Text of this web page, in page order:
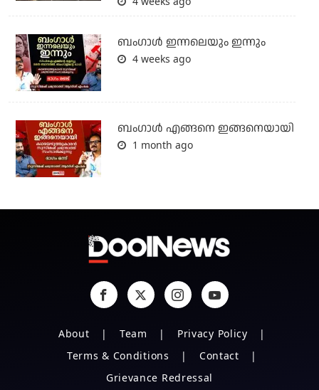
ബംഗാള്‍ ഇന്നലെയും ഇന്നും
4 weeks ago
ബം​ഗാൾ എങ്ങനെ ഇങ്ങനെയായി
1 month ago
About Team
Privacy Policy
Terms & Conditions
Contact
Grievance Redressal